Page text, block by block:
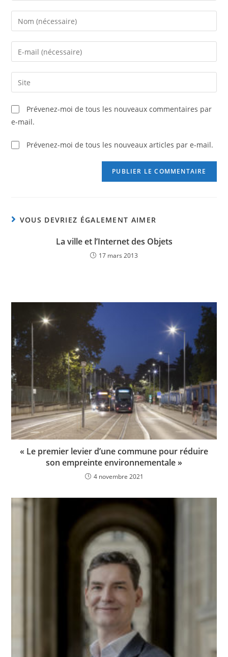
Prévenez-moi de tous les nouveaux commentaires par
e-mail.
Prévenez-moi de tous les nouveaux articles par e-mail.
VOUS DEVRIEZ ÉGALEMENT AIMER
La ville et l’Internet des Objets
17 mars 2013
« Le premier levier d’une commune pour réduire
son empreinte environnementale »
4 novembre 2021